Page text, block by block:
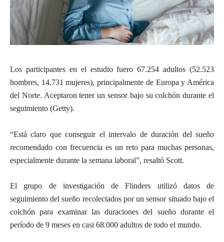
Los participantes en el estudio fuero 67.254 adultos (52.523
hombres, 14.731 mujeres), principalmente de Europa y América
del Norte. Aceptaron tener un sensor bajo su colchón durante el
seguimiento (Getty).
“Está claro que conseguir el intervalo de duración del sueño
recomendado con frecuencia es un reto para muchas personas,
especialmente durante la semana laboral”, resaltó Scott.
El grupo de investigación de Flinders utilizó datos de
seguimiento del sueño recolectados por un sensor situado bajo el
colchón para examinar las duraciones del sueño durante el
período de 9 meses en casi 68.000 adultos de todo el mundo.